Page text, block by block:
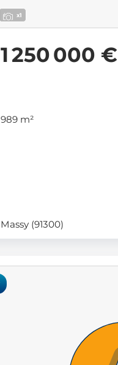
x1
1 250 000 €
989 m²
Massy (91300)